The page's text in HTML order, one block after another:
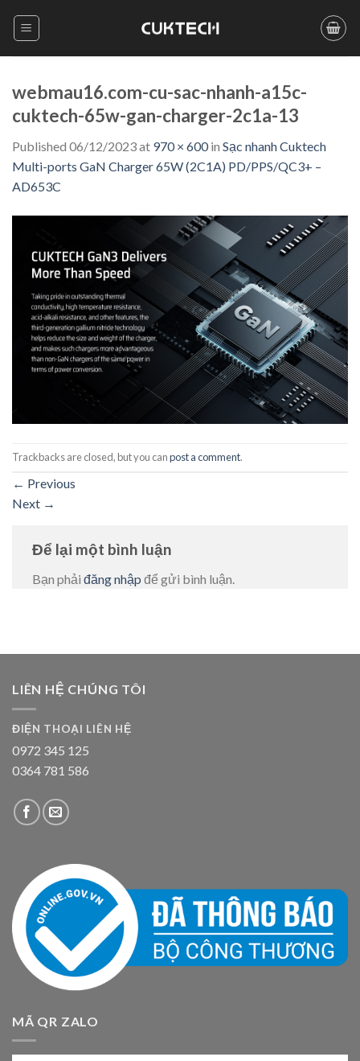
webmau16.com-cu-sac-nhanh-a15c-
cuktech-65w-gan-charger-2c1a-13
Published 06/12/2023at 970 × 600in Sạc nhanh Cuktech
Multi-ports GaN Charger 65W (2C1A) PD/PPS/QC3+ –
AD653C
Trackbacks are closed, but you canpost a comment.
← Previous
Next →
Để lại một bình luận
Bạn phải đăng nhập để gửi bình luận.
LIÊN HỆ CHÚNG TÔI
ĐIỆN THOẠI LIÊN HỆ
0972 345 125
0364 781 586
MÃ QR ZALO